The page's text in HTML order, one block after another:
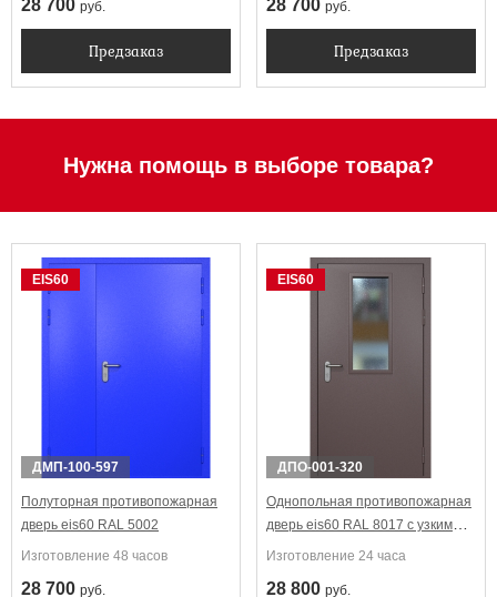
28 700 руб.
Предзаказ
28 700 руб.
Предзаказ
Нужна помощь в выборе товара?
EIS60
ДМП-100-597
Полуторная противопожарная
дверь eis60 RAL 5002
Изготовление 48 часов
28 700 руб.
EIS60
ДПО-001-320
Однопольная противопожарная
дверь eis60 RAL 8017 с узким
стеклопакетом
Изготовление 24 часа
28 800 руб.